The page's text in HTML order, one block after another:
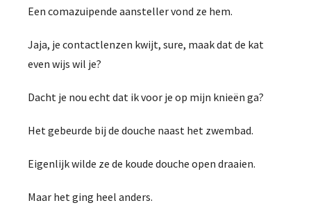
Een comazuipende aansteller vond ze hem.
Jaja, je contactlenzen kwijt, sure, maak dat de kat
even wijs wil je?
Dacht je nou echt dat ik voor je op mijn knieën ga?
Het gebeurde bij de douche naast het zwembad.
Eigenlijk wilde ze de koude douche open draaien.
Maar het ging heel anders.